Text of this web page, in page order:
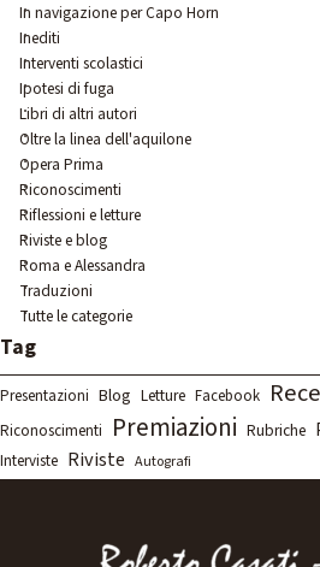
In navigazione per Capo Horn
Inediti
Interventi scolastici
Ipotesi di fuga
Libri di altri autori
Oltre la linea dell'aquilone
Opera Prima
Riconoscimenti
Riflessioni e letture
Riviste e blog
Roma e Alessandra
Traduzioni
Tutte le categorie
Salta blocco Tag
Tag
Presentazioni Blog Letture Facebook
Riconoscimenti Premiazioni Rubriche
Interviste Riviste Autografi